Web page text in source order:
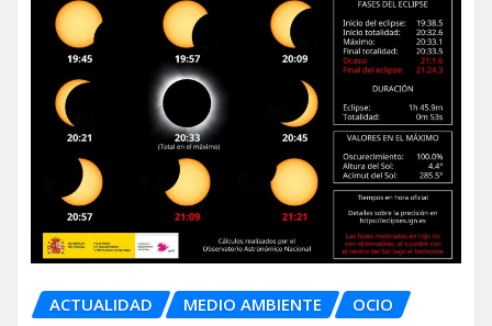
ACTUALIDAD MEDIO AMBIENTE OCIO